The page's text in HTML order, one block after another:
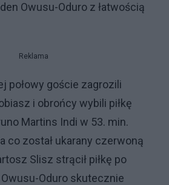
Owusu-Oduro z łatwością
Reklama
połowy goście zagrozili
i obrońcy wybili piłkę
Martins Indi w 53. min.
co został ukarany czerwoną
Slisz strącił piłkę po
Oduro skutecznie